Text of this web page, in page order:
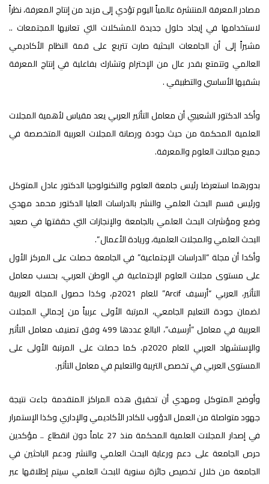
مصادر المعرفة المنتشرة عالمياً اليوم تؤدي إلى مزيد من إنتاج المعرفة، نظراً
لاستخدامها في إيجاد حلول جديدة للمشكلات التي تعانيها المجتمعات ..
مشيراً إلى أن الجامعات البحثية صارت تتربع على قمة النظام الأكاديمي
العالمي وتتمتع بقدر عال من الإحترام وتشارك بفاعلية في إنتاج المعرفة
بشقيها الأساسي والتطبيقي .
وأكد الدكتور الشعيبي أن معامل التأثير العربي يعد مقياس لأهمية المجلات
العلمية المحكمة من حيث جودة ورصانة المجلات العربية المتخصصة في
جميع مجالات العلوم والمعرفة.
بدورهما استعرضا رئيس جامعة العلوم والتكنولوجيا الدكتور عادل المتوكل
ورئيس قسم البحث العلمي والنشر بالدراسات العليا الدكتور محمد مهدي
وضع ومؤشرات البحث العلمي بالجامعة والإنجازات التي حققتها في صعيد
البحث العلمي والمجلات العلمية، وريادة الأعمال “.
وأكدا أن مجلة “الدراسات الإجتماعية” في الجامعة حصلت على المركز الأول
على مستوى مجلات العلوم الإجتماعية في الوطن العربي، بحسب معامل
التأثير، العربي “أرسيف Arcif” للعام 2021م، وكذا حصول المجلة العربية
لضمان جودة التعليم الجامعي، المرتبة الأولى عربياً من إجمالي المجلات
العربية في معامل “أرسيف”، البالغ عددها 499 وفق تصنيف معامل التأثير
والإستشهاد العربي للعام 2020م، كما حصلت على المرتبة الأولى على
المستوى العربي في تخصص التربية والتعليم في معامل التأثير.
وأوضح المتوكل ومهدي أن تحقيق هذه المراكز المتقدمة جاءت نتيجة
جهود متواصلة من العمل الدؤوب للكادر الأكاديمي والإداري وكذا الإستمرار
في إصدار المجلات العلمية المحكمة منذ 27 عاماً دون انقطاع .. مؤكدين
حرص الجامعة على دعم ورعاية البحث العلمي والنشر ودعم الباحثين في
الجامعة من خلال تخصيص جائزة سنوية للبحث العلمي سيتم إطلاقها عبر